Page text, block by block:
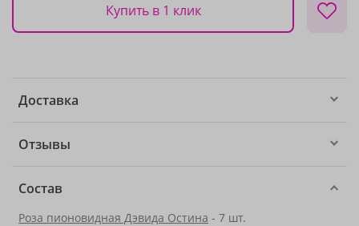
Купить в 1 клик
Доставка
Отзывы
Состав
Роза пионовидная Дэвида Остина - 7 шт.